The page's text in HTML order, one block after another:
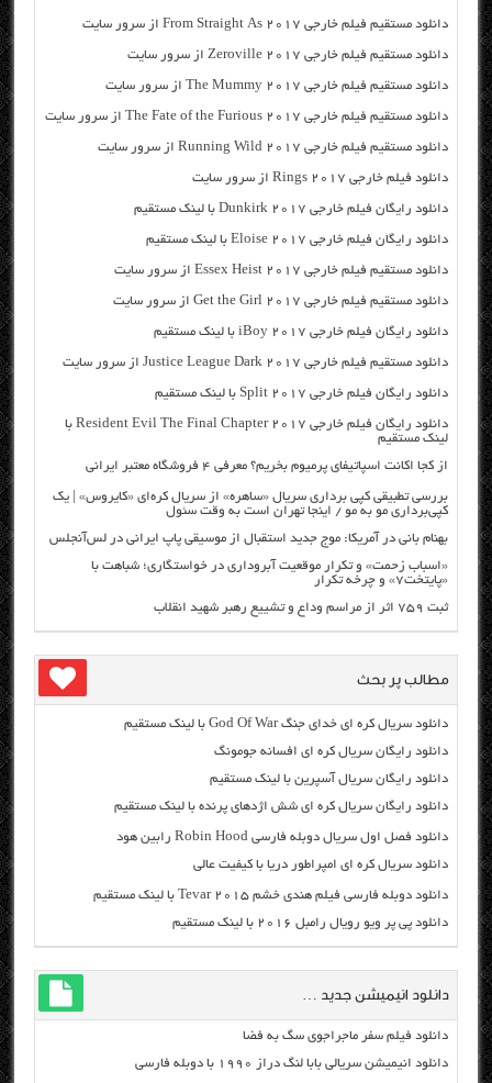
دانلود مستقیم فیلم خارجی From Straight As 2017 از سرور سایت
دانلود مستقیم فیلم خارجی Zeroville 2017 از سرور سایت
دانلود مستقیم فیلم خارجی The Mummy 2017 از سرور سایت
دانلود مستقیم فیلم خارجی The Fate of the Furious 2017 از سرور سایت
دانلود مستقیم فیلم خارجی Running Wild 2017 از سرور سایت
دانلود فیلم خارجی Rings 2017 از سرور سایت
دانلود رایگان فیلم خارجی Dunkirk 2017 با لینک مستقیم
دانلود رایگان فیلم خارجی Eloise 2017 با لینک مستقیم
دانلود مستقیم فیلم خارجی Essex Heist 2017 از سرور سایت
دانلود مستقیم فیلم خارجی Get the Girl 2017 از سرور سایت
دانلود رایگان فیلم خارجی iBoy 2017 با لینک مستقیم
دانلود مستقیم فیلم خارجی Justice League Dark 2017 از سرور سایت
دانلود رایگان فیلم خارجی Split 2017 با لینک مستقیم
دانلود رایگان فیلم خارجی Resident Evil The Final Chapter 2017 با
لینک مستقیم
از کجا اکانت اسپاتیفای پرمیوم بخریم؟ معرفی ۴ فروشگاه معتبر ایرانی
بررسی تطبیقی کپی برداری سریال «ساهره» از سریال کره‌ای «کایروس» | یک
کپی‌برداری مو به مو / اینجا تهران است به وقت سئول
بهنام بانی در آمریکا: موج جدید استقبال از موسیقی پاپ ایرانی در لس‌آنجلس
«اسباب زحمت» و تکرار موقعیت آبروداری در خواستگاری؛ شباهت با
«پایتخت۷» و چرخه تکرار
ثبت ۷۵۹ اثر از مراسم وداع و تشییع رهبر شهید انقلاب
مطالب پر بحث
دانلود سریال کره ای خدای جنگ God Of War با لینک مستقیم
دانلود رایگان سریال کره ای افسانه جومونگ
دانلود رایگان سریال آسپرین با لینک مستقیم
دانلود رایگان سریال کره ای شش اژدهای پرنده با لینک مستقیم
دانلود فصل اول سریال دوبله فارسی Robin Hood رابین هود
دانلود سریال کره ای امپراطور دریا با کیفیت عالی
دانلود دوبله فارسی فیلم هندی خشم Tevar ۲۰۱۵ با لینک مستقیم
دانلود پی پر ویو رویال رامبل ۲۰۱۶ با لینک مستقیم
دانلود انیمیشن جدید …
دانلود فیلم سفر ماجراجوی سگ به فضا
دانلود انیمیشن سریالی بابا لنگ دراز ۱۹۹۰ با دوبله فارسی